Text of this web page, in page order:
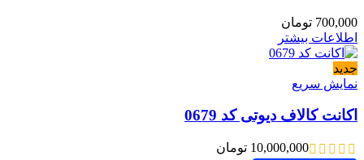
700,000 تومان
اطلاعات بیشتر
جدید
نمایش سریع
اکانت کالاف دیوتی کد 0679
10,000,000 تومان